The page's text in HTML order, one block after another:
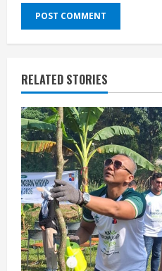
RELATED STORIES